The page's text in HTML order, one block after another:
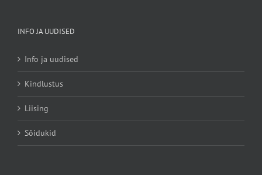
INFO JA UUDISED
Info ja uudised
Kindlustus
Liising
Sõidukid